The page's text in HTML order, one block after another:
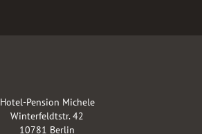
Hotel-Pension Michele
Winterfeldtstr. 42
10781 Berlin